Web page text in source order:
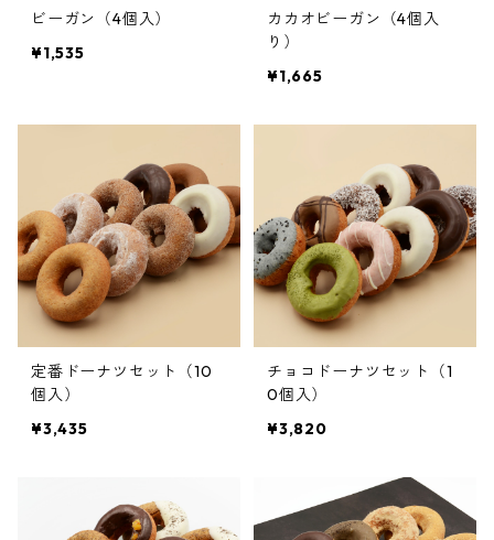
ビーガン（4個入）
¥1,535
カカオビーガン（4個入
り）
¥1,665
定番ドーナツセット（10
個入）
¥3,435
チョコドーナツセット（1
0個入）
¥3,820